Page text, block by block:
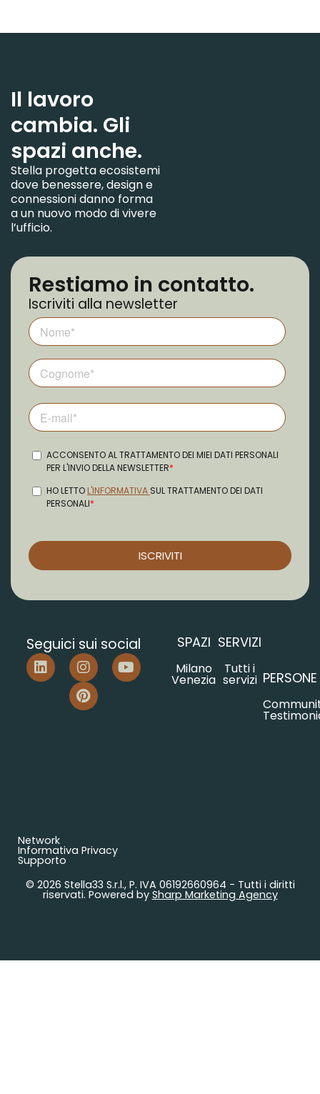
Il lavoro
cambia. Gli
spazi anche.
Stella progetta ecosistemi
dove benessere, design e
connessioni danno forma
a un nuovo modo di vivere
l’ufficio.
Restiamo in contatto.
Iscriviti alla newsletter
Seguici sui social SPAZI
Milano
Venezia
SERVIZI
Tutti i
servizi PERSONE
© 2026 Stella33 S.r.l., P. IVA 06192660964 - Tutti i diritti
riservati. Powered by Sharp Marketing Agency
Network
Informativa Privacy
Supporto